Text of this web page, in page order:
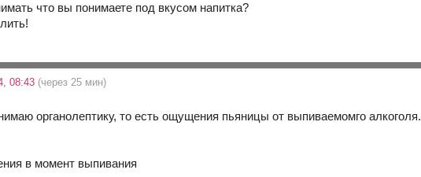
что вы понимаете под вкусом напитка?
08:43 (через 25 мин)
органолептику, то есть ощущения пьяницы от выпиваемомго алкоголя.
в момент выпивания